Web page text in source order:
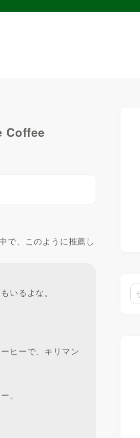
Coffee
で、このように推薦し
いるよな。
ヒーで、キリマン
。